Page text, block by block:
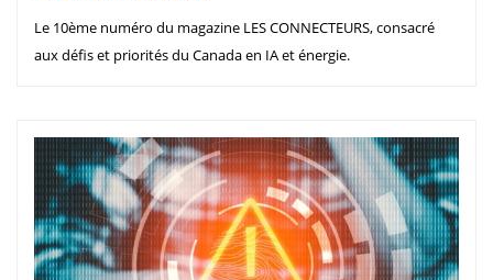
Le 10ème numéro du magazine LES CONNECTEURS, consacré
aux défis et priorités du Canada en IA et énergie.